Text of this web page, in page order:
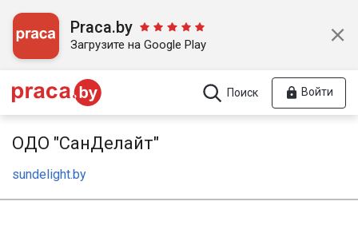
Praca.by
Загрузите на Google Play
Поиск Войти
ОДО "СанДелайт"
sundelight.by